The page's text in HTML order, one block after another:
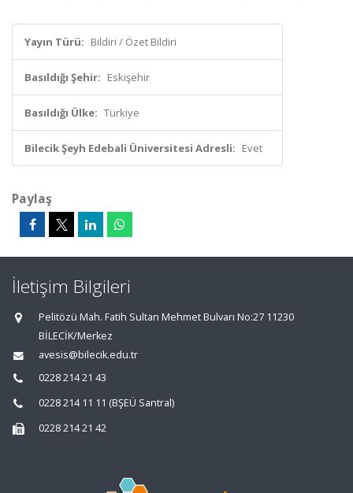
Yayın Türü: Bildiri / Özet Bildiri
Basıldığı Şehir: Eskişehir
Basıldığı Ülke: Türkiye
Bilecik Şeyh Edebali Üniversitesi Adresli: Evet
Paylaş
İletişim Bilgileri
Pelitözü Mah. Fatih Sultan Mehmet Bulvarı No:27 11230
BİLECİK/Merkez
avesis@bilecik.edu.tr
0228 214 21 43
0228 214 11 11 (BŞEÜ Santral)
0228 214 21 42